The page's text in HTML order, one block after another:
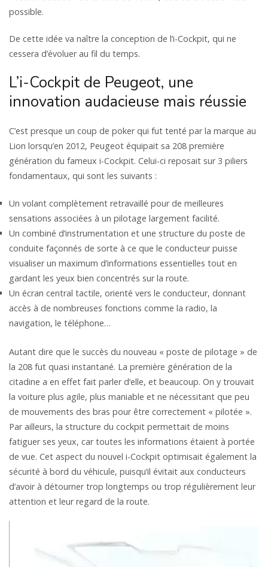
possible.
De cette idée va naître la conception de l’i-Cockpit, qui ne
cessera d’évoluer au fil du temps.
L’i-Cockpit de Peugeot, une
innovation audacieuse mais réussie
C’est presque un coup de poker qui fut tenté par la marque au
Lion lorsqu’en 2012, Peugeot équipait sa 208 première
génération du fameux i-Cockpit. Celui-ci reposait sur 3 piliers
fondamentaux, qui sont les suivants :
Un volant complètement retravaillé pour de meilleures
sensations associées à un pilotage largement facilité.
Un combiné d’instrumentation et une structure du poste de
conduite façonnés de sorte à ce que le conducteur puisse
visualiser un maximum d’informations essentielles tout en
gardant les yeux bien concentrés sur la route.
Un écran central tactile, orienté vers le conducteur, donnant
accès à de nombreuses fonctions comme la radio, la
navigation, le téléphone…
Autant dire que le succès du nouveau « poste de pilotage » de
la 208 fut quasi instantané. La première génération de la
citadine a en effet fait parler d’elle, et beaucoup. On y trouvait
la voiture plus agile, plus maniable et ne nécessitant que peu
de mouvements des bras pour être correctement « pilotée ».
Par ailleurs, la structure du cockpit permettait de moins
fatiguer ses yeux, car toutes les informations étaient à portée
de vue. Cet aspect du nouvel i-Cockpit optimisait également la
sécurité à bord du véhicule, puisqu’il évitait aux conducteurs
d’avoir à détourner trop longtemps ou trop régulièrement leur
attention et leur regard de la route.